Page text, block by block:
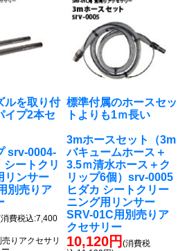
ルを取り付
イプ2本セ
srv-0004-
ートクリ
リンサー
別売りア
費税込:7,400
りアクセサリ
標準付属のホースセッ
トよりも1ｍ長い
3mホースセット（3m
バキュームホース＋
3.5ｍ清水ホース＋ク
リップ6個）srv-0005
ヒダカ シートクリー
ニング用リンサー
SRV-01C用別売りア
クセサリー
10,120円 (消費税